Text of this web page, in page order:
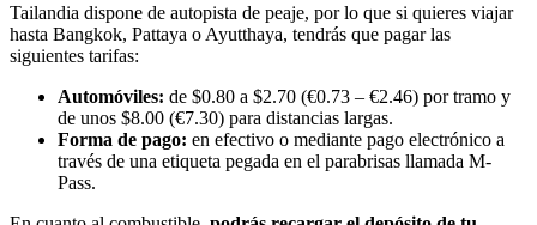
Tailandia dispone de autopista de peaje, por lo que si quieres viajar
hasta Bangkok, Pattaya o Ayutthaya, tendrás que pagar las
siguientes tarifas:
Automóviles: de $0.80 a $2.70 (€0.73 – €2.46) por tramo y
de unos $8.00 (€7.30) para distancias largas.
Forma de pago: en efectivo o mediante pago electrónico a
través de una etiqueta pegada en el parabrisas llamada M-
Pass.